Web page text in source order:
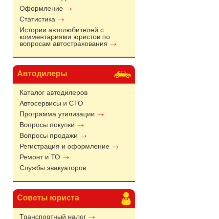
Оформление
Статистика
Истории автолюбителей с
комментариями юристов по
вопросам автострахования
Автодилеры
Каталог автодилеров
Автосервисы и СТО
Программа утилизации
Вопросы покупки
Вопросы продажи
Регистрация и оформление
Ремонт и ТО
Службы эвакуаторов
Советы юриста
Транспортный налог